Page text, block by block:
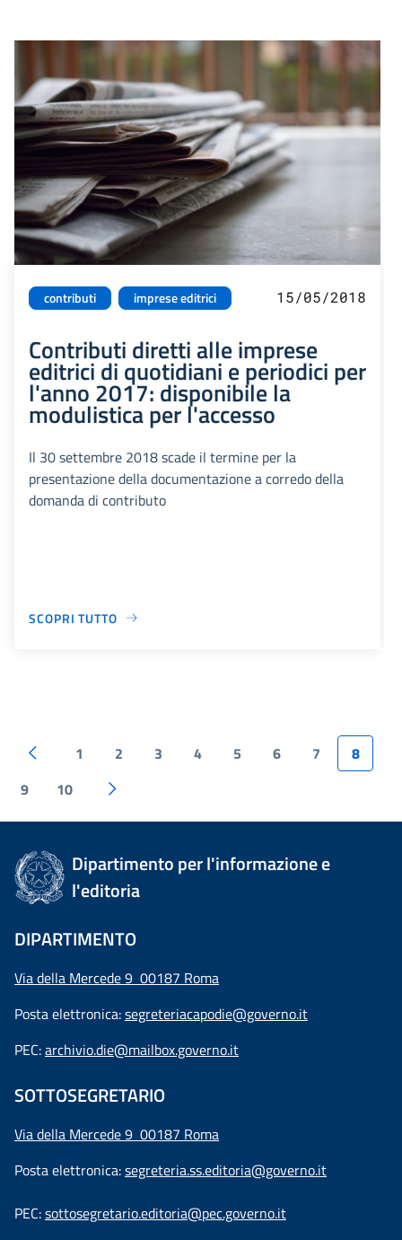
contributi imprese editrici 15/05/2018
Contributi diretti alle imprese
editrici di quotidiani e periodici per
l'anno 2017: disponibile la
modulistica per l'accesso
Il 30 settembre 2018 scade il termine per la
presentazione della documentazione a corredo della
domanda di contributo
SCOPRI TUTTO
1 2 3 4 5 6 7
8
9
10
Dipartimento per l'informazione e
l'editoria
DIPARTIMENTO
Via della Mercede 9 00187 Roma
Posta elettronica:segreteriacapodie@governo.it
PEC:archivio.die@mailbox.governo.it
SOTTOSEGRETARIO
Via della Mercede 9 00187 Roma
Posta elettronica:segreteria.ss.editoria@governo.it
PEC:sottosegretario.editoria@pec.governo.it